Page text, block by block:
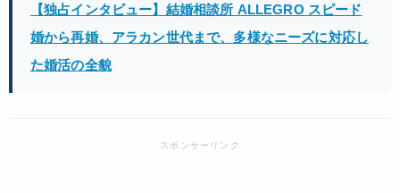
【独占インタビュー】結婚相談所 ALLEGRO スピード
婚から再婚、アラカン世代まで、多様なニーズに対応し
た婚活の全貌